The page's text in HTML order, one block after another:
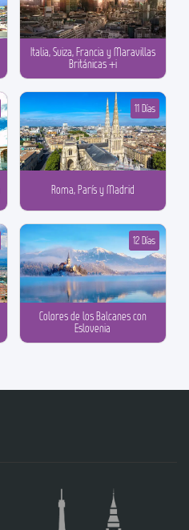
Italia, Suiza, Francia y Maravillas
Británicas +i
Roma, París y Madrid
11 Días
Colores de los Balcanes con
Eslovenia
12 Días